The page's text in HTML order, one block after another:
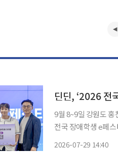
딘딘, ‘2026 전
9월 8~9일 강원도 홍천 개최…
전국 장애학생 e페
2026-07-29 14:40